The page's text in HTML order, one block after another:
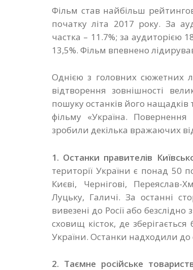
Фільм став найбільш
початку літа 2017 року. За
частка – 11.7%; за аудиторією
13,5%. Фільм впевнено
Однією з головних сюжетних
відтворення зовнішності
пошуку останків його
фільму «Україна. Повернення
зробили декілька вражаючих
1. Останки правителів
території України є понад 50
Києві, Чернігові,
Луцьку, Галичі. За останні
вивезені до Росії або
сховищ кісток, де
України. Останки надходили
2. Таємне російське